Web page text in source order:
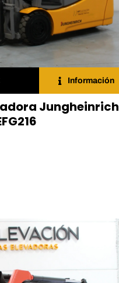
Información
Jungheinrich